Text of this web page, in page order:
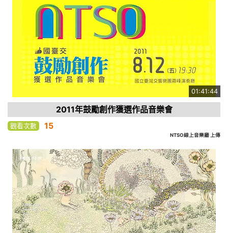
01:41:44
2011年鼓勵創作獲選作品音樂會
觀看次數 15
NTSO線上音樂廳 上傳